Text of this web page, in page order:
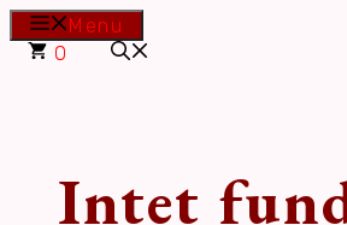
Hop
Menu
0
Intet